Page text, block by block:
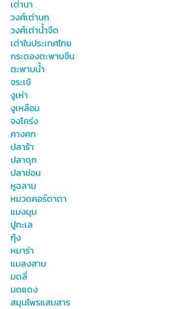
เต่านา
วงศ์เต่าบก
วงศ์เต่าน้ำจืด
เต่าในประเทศไทย
กระดองตะพาบจีน
ตะพาบน้ำ
จระเข้
งูเห่า
งูเหลือม
จงโคร่ง
คางคก
ปลาร้า
ปลาดุก
ปลาช่อน
หูฉลาม
หมวดคอร์ดาตา
แมงมุม
ปูทะเล
กุ้ง
หมาร่า
แมลงสาบ
มดลี่
มดแดง
สมุนไพรแสมสาร